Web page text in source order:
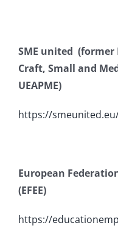
SME united (former
Craft, Small and
UEAPME)
https://
European
(EFEE)
https://